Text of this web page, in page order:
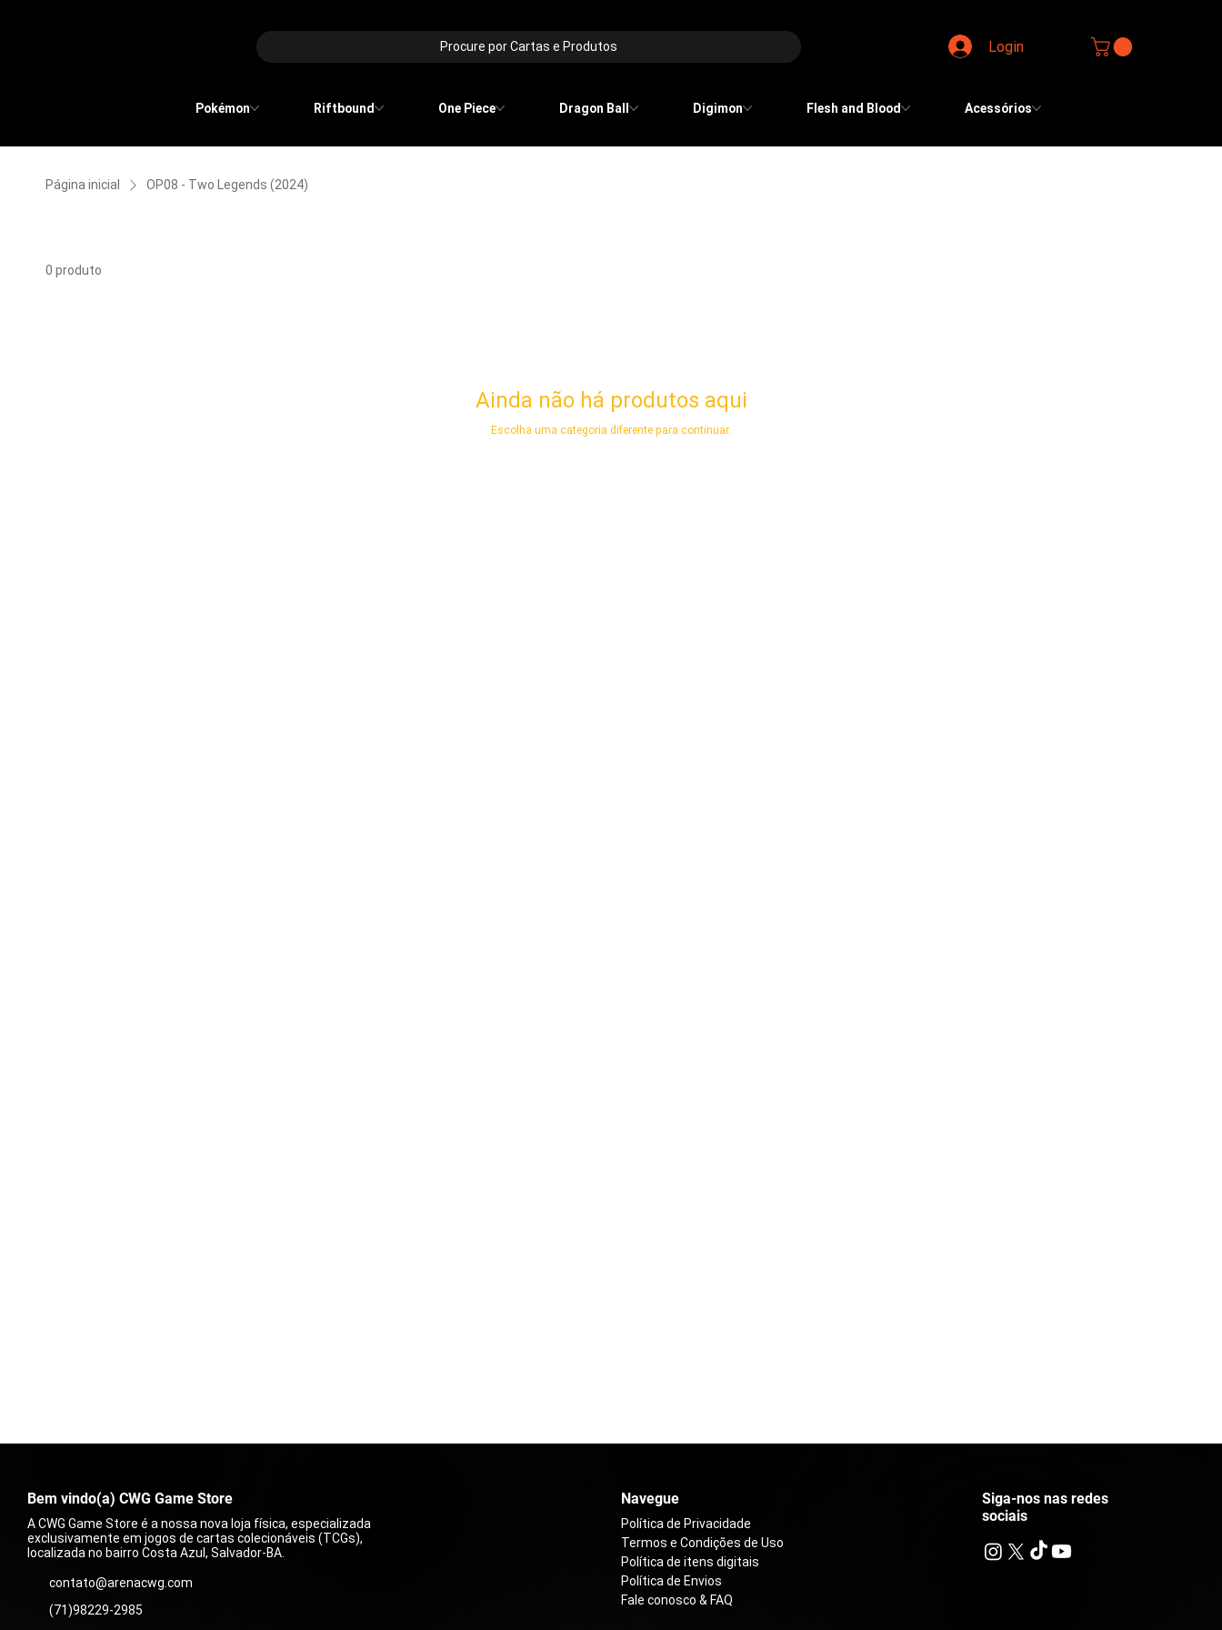
Pokémon Riftbound One Piece Dragon Ball Digimon Flesh and Blood Acessórios
Procure por Cartas e Produtos Login
Página inicial OP08 - Two Legends (2024)
0 produto
Ainda não há produtos aqui
Escolha uma categoria diferente para continuar.
Bem vindo(a) CWG Game Store
A CWG Game Store é a nossa nova loja física, especializada
exclusivamente em jogos de cartas colecionáveis (TCGs),
localizada no bairro Costa Azul, Salvador-BA.
contato@arenacwg.com
(71)98229-2985
Navegue
Política de Privacidade
Termos e Condições de Uso
Política de itens digitais
Política de Envios
Fale conosco & FAQ
Siga-nos nas redes
sociais